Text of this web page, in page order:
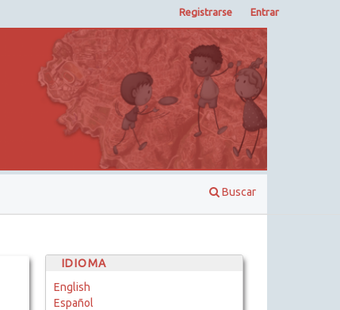
Buscar
Registrarse Entrar
IDIOMA
English
Español